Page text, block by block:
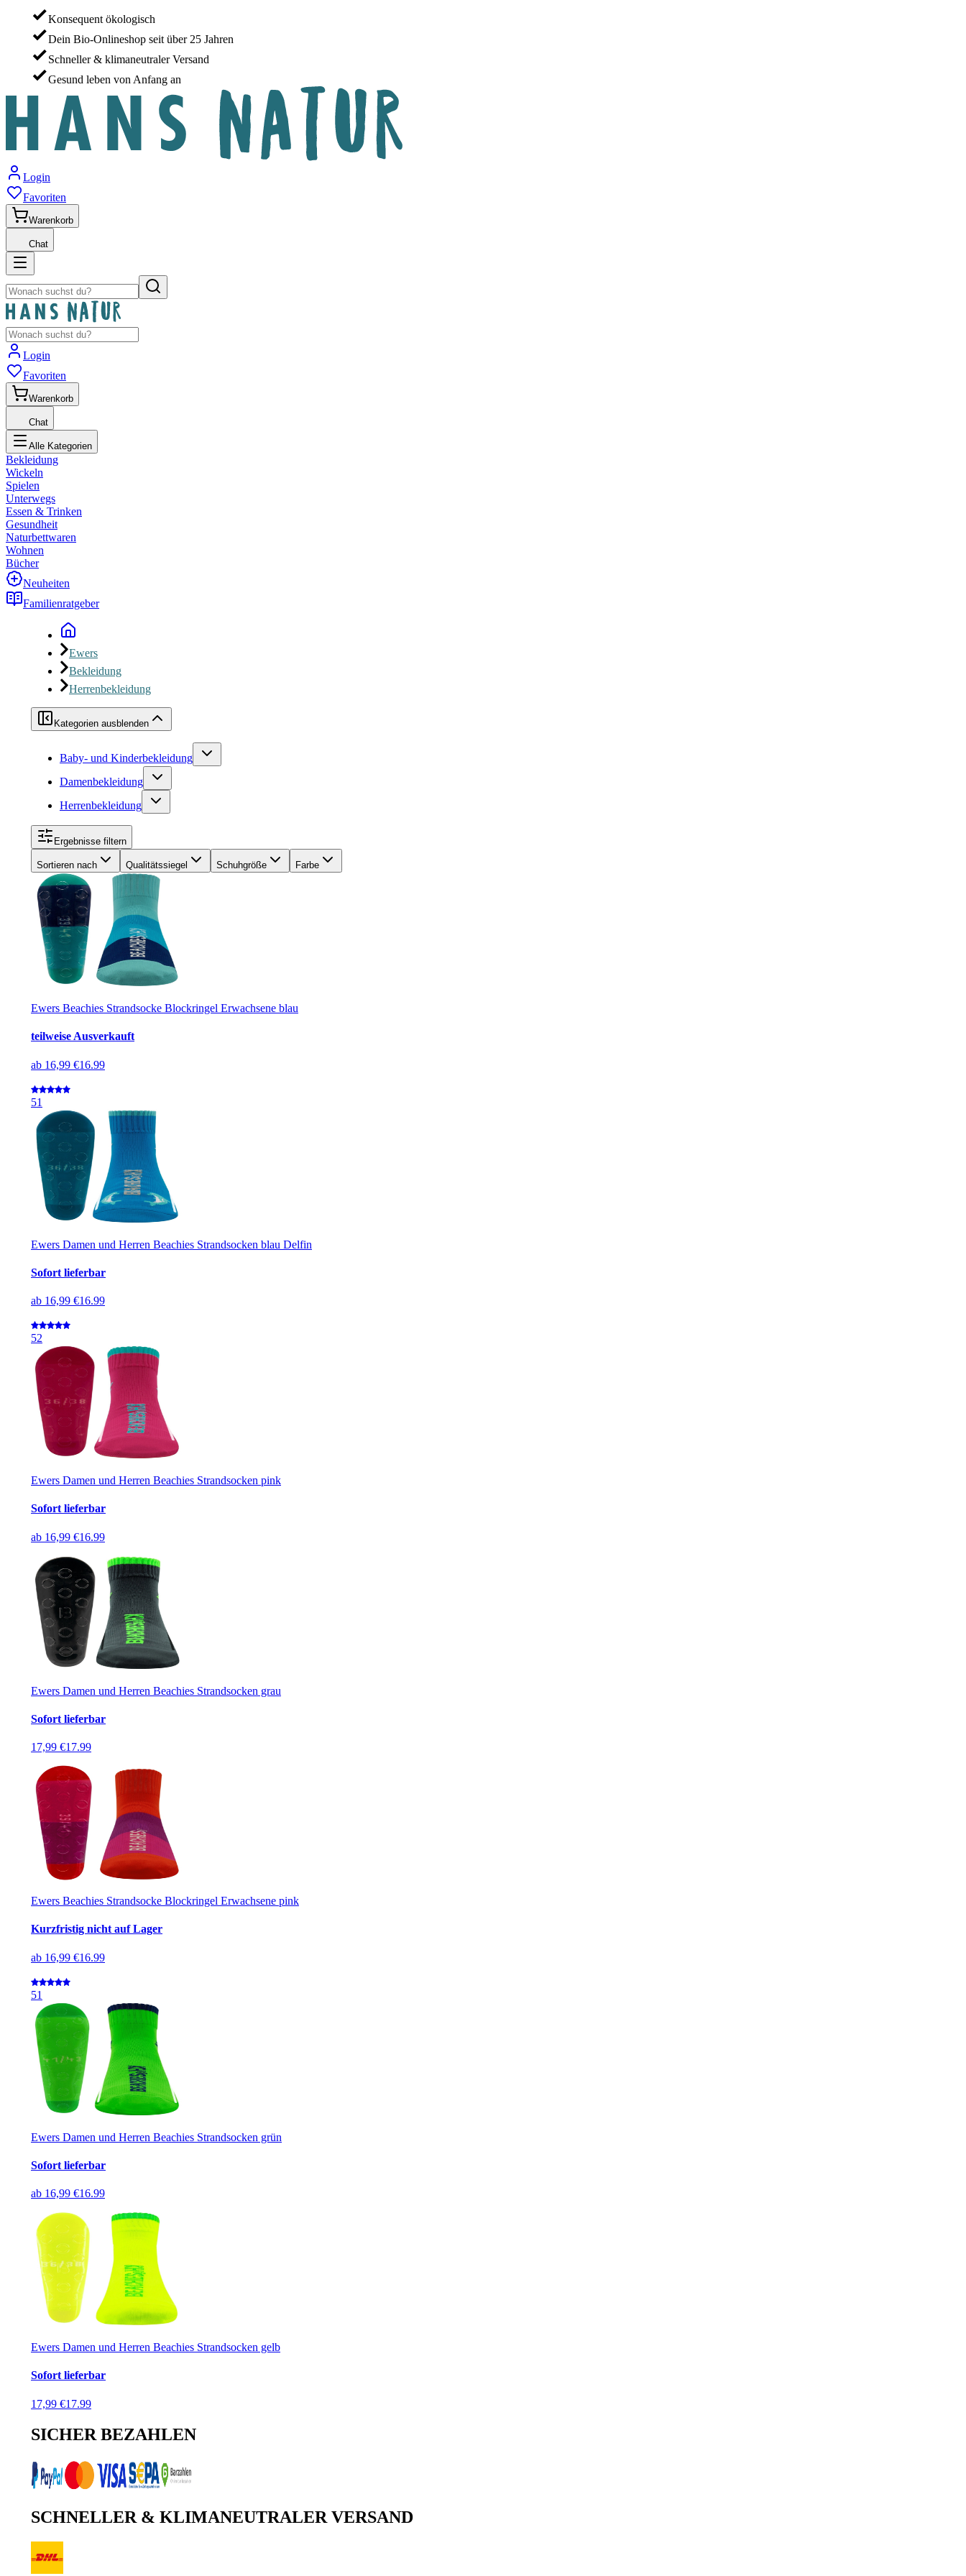
Konsequent ökologisch
Dein Bio-Onlineshop seit über 25 Jahren
Schneller & klimaneutraler Versand
Gesund leben von Anfang an
Login
Favoriten
Warenkorb
Chat
Login
Favoriten
Warenkorb
Chat
Alle Kategorien
Bekleidung
Wickeln
Spielen
Unterwegs
Essen & Trinken
Gesundheit
Naturbettwaren
Wohnen
Bücher
Neuheiten
Familienratgeber
Ewers
Bekleidung
Herrenbekleidung
Kategorien ausblenden
Baby- und Kinderbekleidung
Damenbekleidung
Herrenbekleidung
Ergebnisse filtern
Sortieren nach Qualitätssiegel Schuhgröße Farbe
Ewers Beachies Strandsocke Blockringel Erwachsene blau
teilweise Ausverkauft
ab 16,99 €16.99
51
Ewers Damen und Herren Beachies Strandsocken blau Delfin
Sofort lieferbar
ab 16,99 €16.99
52
Ewers Damen und Herren Beachies Strandsocken pink
Sofort lieferbar
ab 16,99 €16.99
Ewers Damen und Herren Beachies Strandsocken grau
Sofort lieferbar
17,99 €17.99
Ewers Beachies Strandsocke Blockringel Erwachsene pink
Kurzfristig nicht auf Lager
ab 16,99 €16.99
51
Ewers Damen und Herren Beachies Strandsocken grün
Sofort lieferbar
ab 16,99 €16.99
Ewers Damen und Herren Beachies Strandsocken gelb
Sofort lieferbar
17,99 €17.99
SICHER BEZAHLEN
SCHNELLER & KLIMANEUTRALER VERSAND